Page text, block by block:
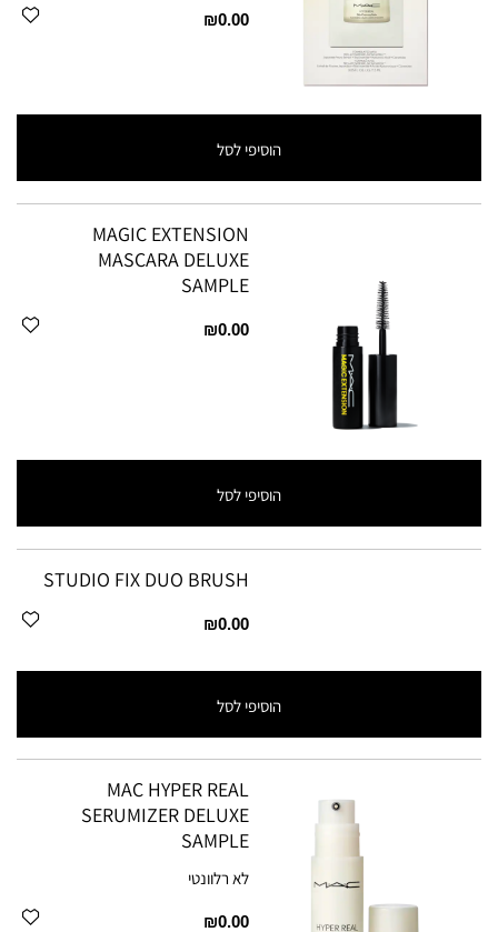
₪0.00
הוסיפי לסל
MAGIC EXTENSION
MASCARA DELUXE
SAMPLE
₪0.00
הוסיפי לסל
STUDIO FIX DUO BRUSH
₪0.00
הוסיפי לסל
MAC HYPER REAL
SERUMIZER DELUXE
SAMPLE
לא רלוונטי
₪0.00